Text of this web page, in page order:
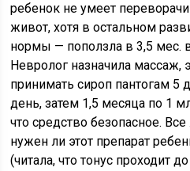
ребенок не умеет
живот, хотя в остальном
нормы — поползла в 3,5 мес. в
Невролог назначила массаж,
принимать сироп пантогам 5
день, затем 1,5 месяца по 1
что средство безопасное.
нужен ли этот препарат
(читала, что тонус проходит